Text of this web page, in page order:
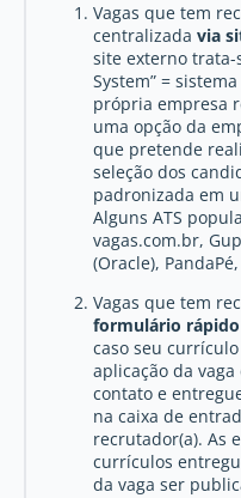
Vagas que tem
centralizada via
site externo trata-
System” =
própria empresa
uma opção da
que pretende
seleção dos
padronizada em
Alguns ATS
vagas.com.br,
(Oracle),
Vagas que tem
formulário
caso seu
aplicação da
contato e
na caixa de
recrutador(a). As
currículos
da vaga ser